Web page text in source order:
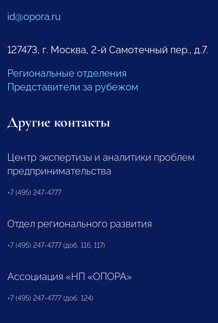
id@opora.ru
127473, г. Москва, 2-й Самотечный пер., д.7.
Региональные отделения
Представители за рубежом
Другие контакты
Центр экспертизы и аналитики проблем
предпринимательства
+7 (495) 247-4777
Отдел регионального развития
+7 (495) 247-4777 (доб. 116, 117)
Ассоциация «НП «ОПОРА»
+7 (495) 247-4777 (доб. 124)